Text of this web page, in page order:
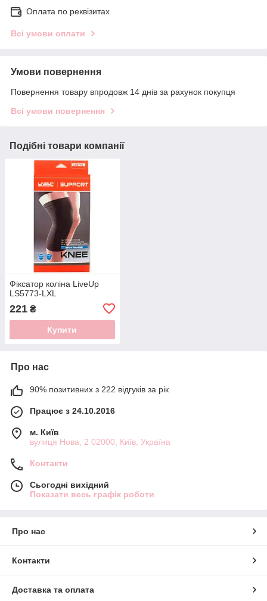
Оплата по реквізитах
Всі умови оплати
Умови повернення
Повернення товару впродовж 14 днів за рахунок покупця
Всі умови повернення
Подібні товари компанії
Фіксатор коліна LiveUp
LS5773-LXL
221 ₴
Купити
Про нас
90% позитивних з 222 відгуків за рік
Працює з 24.10.2016
м. Київ
вулиця Нова, 2 02000, Київ, Україна
Контакти
Сьогодні вихідний
Показати весь графік роботи
Про нас
Контакти
Доставка та оплата